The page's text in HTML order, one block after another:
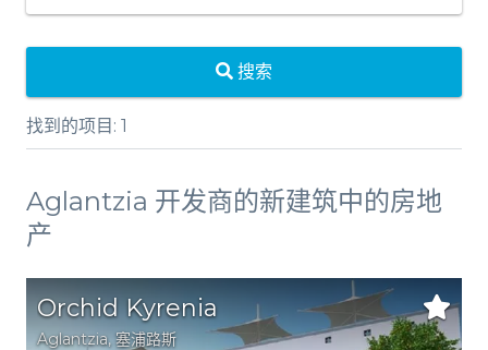
搜索
找到的项目: 1
Aglantzia 开发商的新建筑中的房地
产
Orchid Kyrenia
Aglantzia, 塞浦路斯